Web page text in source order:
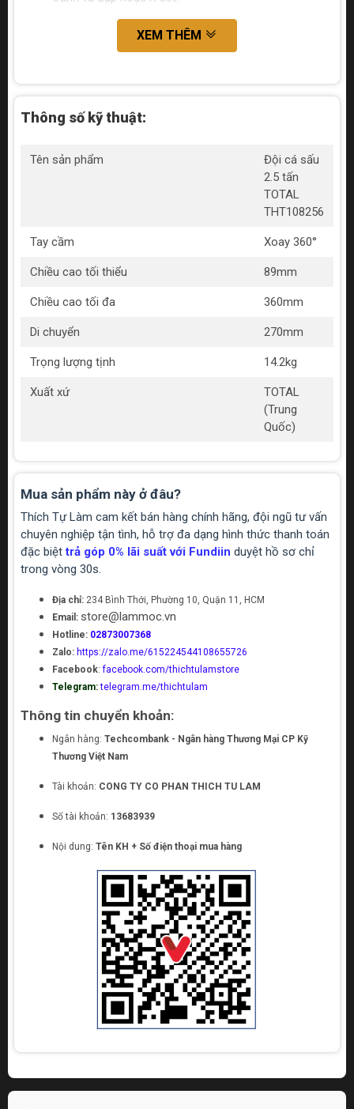
XEM THÊM
Thông số kỹ thuật:
Tên sản phẩm
Đội cá sấu
2.5 tấn
TOTAL
THT108256
Tay cầm Xoay 360°
Chiều cao tối thiểu 89mm
Chiều cao tối đa 360mm
Di chuyển 270mm
Trọng lượng tịnh 14.2kg
Xuất xứ
TOTAL
(Trung
Quốc)
Mua sản phẩm này ở đâu?
Thích Tự Làm cam kết bán hàng chính hãng, đội ngũ tư vấn
chuyên nghiệp tận tình, hỗ trợ đa dạng hình thức thanh toán
đặc biệttrả góp 0% lãi suất với Fundiin duyệt hồ sơ chỉ
trong vòng 30s.
Địa chỉ: 234 Bình Thới, Phường 10, Quận 11, HCM
Email: store@lammoc.vn
Hotline: 02873007368
Zalo: https://zalo.me/615224544108655726
Facebook:facebook.com/thichtulamstore
Telegram: telegram.me/thichtulam
Thông tin chuyển khoản:
Ngân hàng: Techcombank - Ngân hàng Thương Mại CP Kỹ
Thương Việt Nam
Tài khoản: CONG TY CO PHAN THICH TU LAM
Số tài khoản: 13683939
Nội dung: Tên KH + Số điện thoại mua hàng